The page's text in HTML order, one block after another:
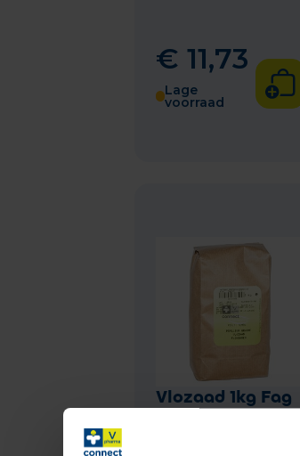
€ 11,73
Lage
voorraad
Vlozaad 1kg Fag